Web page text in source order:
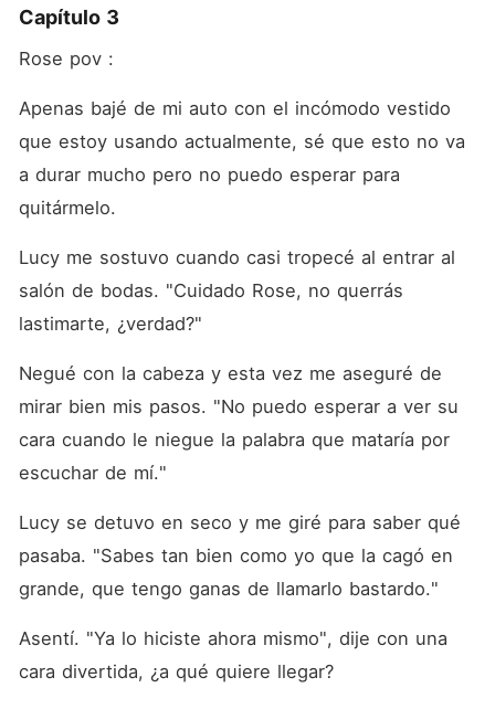
Capítulo 3
Rose pov :
Apenas bajé de mi auto con el incómodo vestido
que estoy usando actualmente, sé que esto no va
a durar mucho pero no puedo esperar para
quitármelo.
Lucy me sostuvo cuando casi tropecé al entrar al
salón de bodas. "Cuidado Rose, no querrás
lastimarte, ¿verdad?"
Negué con la cabeza y esta vez me aseguré de
mirar bien mis pasos. "No puedo esperar a ver su
cara cuando le niegue la palabra que mataría por
escuchar de mí."
Lucy se detuvo en seco y me giré para saber qué
pasaba. "Sabes tan bien como yo que la cagó en
grande, que tengo ganas de llamarlo bastardo."
Asentí. "Ya lo hiciste ahora mismo", dije con una
cara divertida, ¿a qué quiere llegar?